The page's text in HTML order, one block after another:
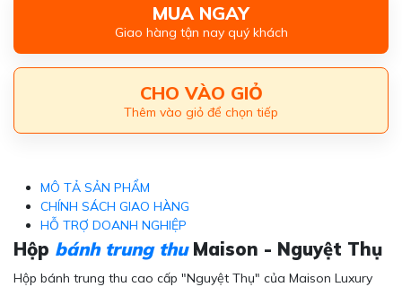
MUA NGAY
Giao hàng tận nay quý khách
CHO VÀO GIỎ
Thêm vào giỏ để chọn tiếp
MÔ TẢ SẢN PHẨM
CHÍNH SÁCH GIAO HÀNG
HỖ TRỢ DOANH NGHIỆP
Hộp bánh trung thuMaison - Nguyệt Thụ
Hộp bánh trung thu cao cấp "Nguyệt Thụ" của Maison Luxury